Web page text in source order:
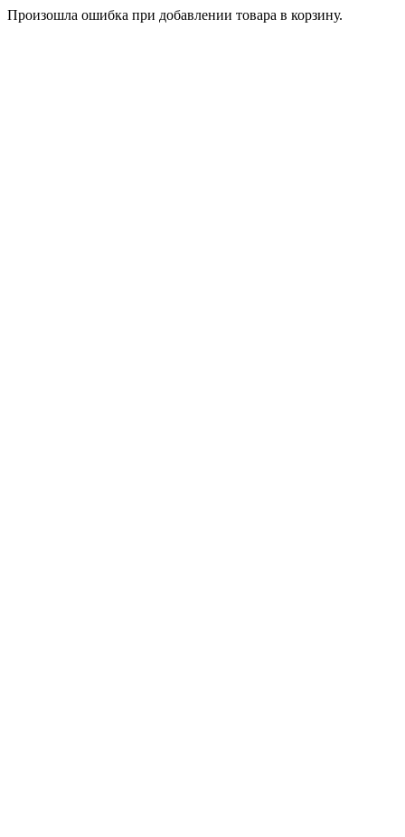
Произошла ошибка при добавлении товара в корзину.